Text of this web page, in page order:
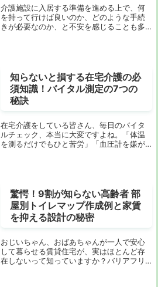
介護施設に入居する準備を進める上で、何
を持って行けば良いのか、どのような手続
きが必要なのか、と不安を感じることも多
知らないと損する在宅介護の必
須知識！バイタル測定の7つの
秘訣
在宅介護をしている皆さん、毎日のバイタ
ルチェック、本当に大変ですよね。「体温
を測るだけでもひと苦労」「血圧計を嫌が
驚愕！9割が知らない高齢者 部
屋別トイレマップ作成例と家賃
を抑える設計の秘密
おじいちゃん、おばあちゃんが一人で安心
して暮らせる賃貸住宅が、実はほとんど存
在しないって知っていますか？バリアフリ